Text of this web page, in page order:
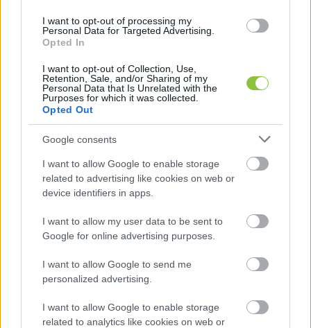
I want to opt-out of processing my
Personal Data for Targeted Advertising.
Opted In
I want to opt-out of Collection, Use,
Retention, Sale, and/or Sharing of my
Personal Data that Is Unrelated with the
Purposes for which it was collected.
Opted Out
Google consents
I want to allow Google to enable storage
related to advertising like cookies on web or
device identifiers in apps.
I want to allow my user data to be sent to
Google for online advertising purposes.
I want to allow Google to send me
personalized advertising.
I want to allow Google to enable storage
related to analytics like cookies on web or
Latyák Balázs 2026. 04. 12.
Nem használ a dorgálás, a Hírös
hírportált újabb pénzbírsággal
„jutalmazta” a választási bizottság
Hiába tiltották el a további jogsértésektől, a Hírös hírportál,
illetve kiadója, a Kecskeméti Televízió Nonprofit Kft. újra és